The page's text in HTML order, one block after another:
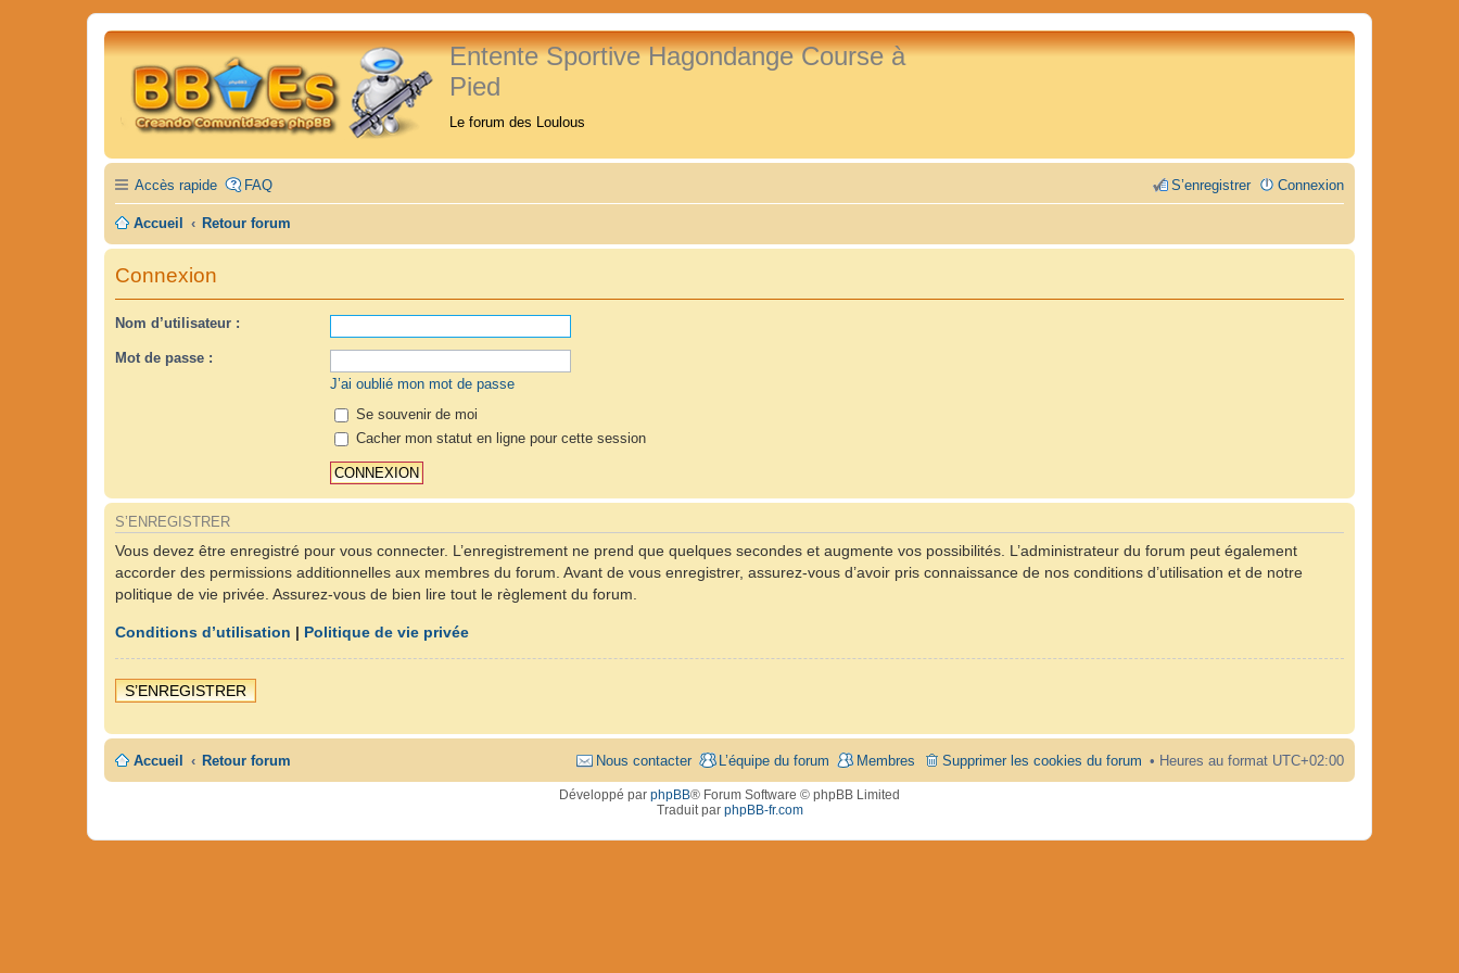
Entente Sportive Hagondange Course à
Pied
Le forum des Loulous
Accès rapide FAQ Connexion
S’enregistrer
Accueil Retour forum
Connexion
Nom d’utilisateur :
Mot de passe :
J’ai oublié mon mot de passe
Se souvenir de moi
Cacher mon statut en ligne pour cette session
S’ENREGISTRER
Vous devez être enregistré pour vous connecter. L’enregistrement ne prend que quelques secondes et augmente vos possibilités. L’administrateur du forum peut également
accorder des permissions additionnelles aux membres du forum. Avant de vous enregistrer, assurez-vous d’avoir pris connaissance de nos conditions d’utilisation et de notre
politique de vie privée. Assurez-vous de bien lire tout le règlement du forum.
Conditions d’utilisation | Politique de vie privée
S’ENREGISTRER
Accueil Retour forum Heures au format UTC+02:00
Supprimer les cookies du forum
Membres
L’équipe du forum
Nous contacter
Développé par phpBB® Forum Software © phpBB Limited
Traduit par phpBB-fr.com